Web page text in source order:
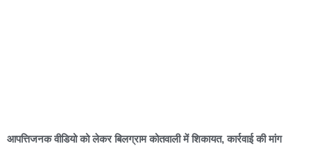
आपत्तिजनक वीडियो को लेकर बिलग्राम कोतवाली में शिकायत, कार्रवाई की मांग